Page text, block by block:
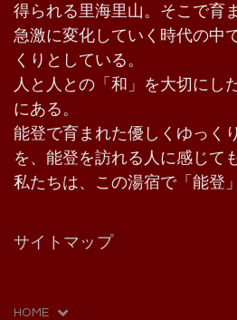
得られる里海里山。そこで育
急激に変化していく時代の中
くりとしている。
人と人との「和」を大切にし
にある。
能登で育まれた優しくゆっく
を、能登を訪れる人に感じて
私たちは、この湯宿で「能登
サイトマップ
HOME